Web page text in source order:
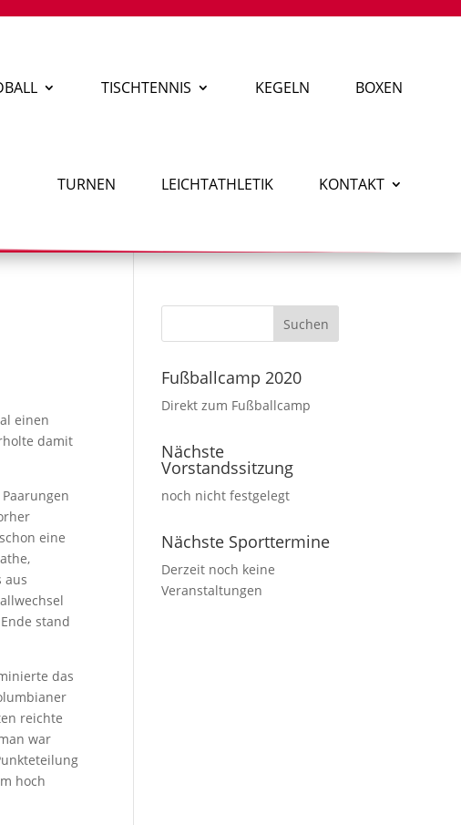
TISCHTENNIS KEGELN BOXEN
TURNEN LEICHTATHLETIK KONTAKT
einen
damit
eine
aus
stand
das
reichte
war
hoch
Fußballcamp 2020
Direkt zum Fußballcamp
Nächste
Vorstandssitzung
noch nicht festgelegt
Nächste Sporttermine
Derzeit noch keine
Veranstaltungen